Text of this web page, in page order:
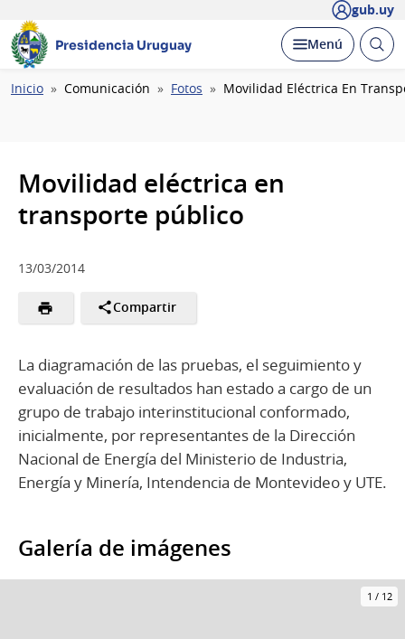
gub.uy
Presidencia Uruguay Desplegar
Menú Abrir
Ruta
Inicio Comunicación Fotos Movilidad Eléctrica En
Movilidad eléctrica en
transporte público
13/03/2014
Compartir
La diagramación de las pruebas, el seguimiento y
evaluación de resultados han estado a cargo de un
grupo de trabajo interinstitucional conformado,
inicialmente, por representantes de la Dirección
Nacional de Energía del Ministerio de Industria,
Energía y Minería, Intendencia de Montevideo y UTE.
Galería de imágenes
1 / 12